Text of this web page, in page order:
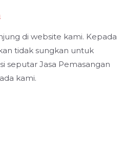
di website kami. Kepada
tidak sungkan untuk
seputar Jasa Pemasangan
kami.